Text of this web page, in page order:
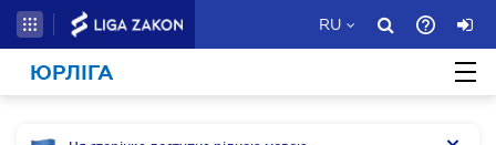
RU
ЮРЛІГА